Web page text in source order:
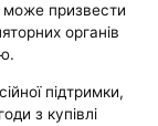
може призвести
органів
підтримки,
з купівлі